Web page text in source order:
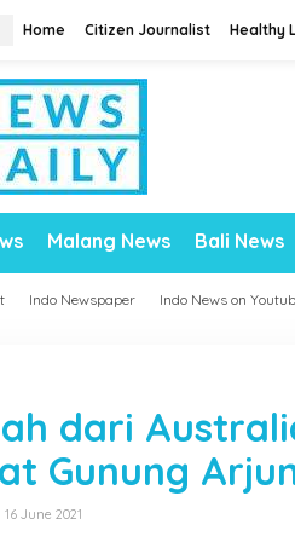
Home Citizen Journalist Healthy
Malang News Bali News
Indo Newspaper Indo News on
t
dari
Gunung
16 June 2021